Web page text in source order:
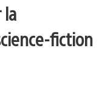
la
fiction